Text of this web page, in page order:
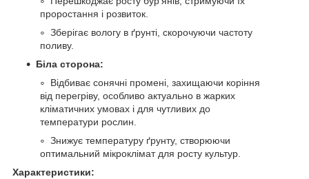
проростання і розвиток.
Зберігає вологу в ґрунті, скорочуючи частоту
поливу.
Біла сторона:
Відбиває сонячні промені, захищаючи коріння
від перегріву, особливо актуально в жарких
кліматичних умовах і для чутливих до
температури рослин.
Знижує температуру ґрунту, створюючи
оптимальний мікроклімат для росту культур.
Характеристики: